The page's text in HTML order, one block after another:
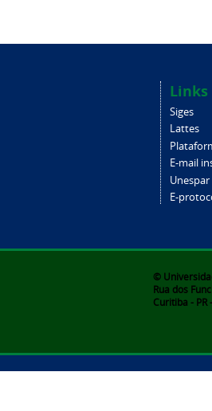
Siges
Lattes
E-mail
Unespar
E-
©
Rua dos
Curitiba - PR